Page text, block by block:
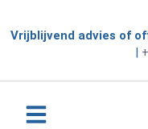
Vrijblijvend advies of
|